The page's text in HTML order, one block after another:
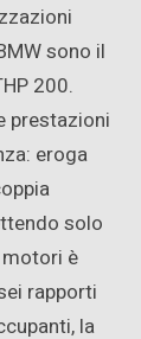
sono il
200.
prestazioni
eroga
solo
è
rapporti
la